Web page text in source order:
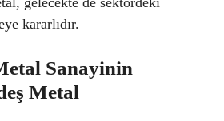
kararlıdır.
Sanayinin
Metal